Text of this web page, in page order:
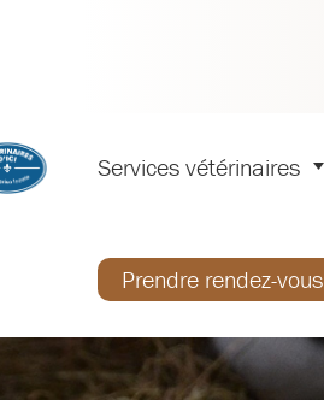
Services vétérinaires
Prendre rendez-vous